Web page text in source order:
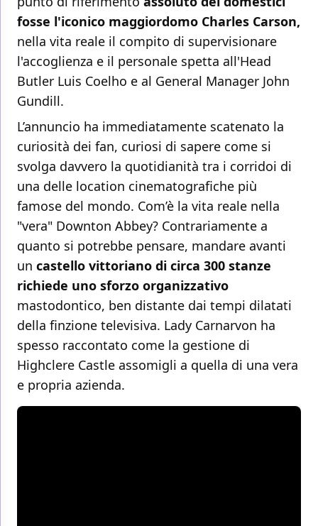
fosse l'iconico maggiordomo Charles Carson,
nella vita reale il compito di supervisionare
l'accoglienza e il personale spetta all'Head
Butler Luis Coelho e al General Manager John
Gundill.
L’annuncio ha immediatamente scatenato la
curiosità dei fan, curiosi di sapere come si
svolga davvero la quotidianità tra i corridoi di
una delle location cinematografiche più
famose del mondo. Com’è la vita reale nella
"vera" Downton Abbey? Contrariamente a
quanto si potrebbe pensare, mandare avanti
un castello vittoriano di circa 300 stanze
richiede uno sforzo organizzativo
mastodontico, ben distante dai tempi dilatati
della finzione televisiva. Lady Carnarvon ha
spesso raccontato come la gestione di
Highclere Castle assomigli a quella di una vera
e propria azienda.